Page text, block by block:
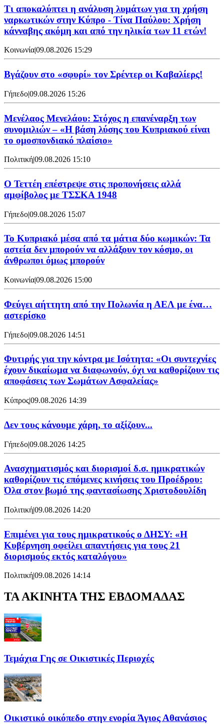
Τι αποκαλύπτει η ανάλυση λυμάτων για τη χρήση
ναρκωτικών στην Κύπρο - Τίνα Παύλου: Χρήση
κάνναβης ακόμη και από την ηλικία των 11 ετών!
Κοινωνία|09.08.2026 15:29
Bγάζουν στο «σφυρί» τον Σρέντερ οι Καβαλίερς!
Γήπεδο|09.08.2026 15:26
Μενέλαος Μενελάου: Στόχος η επανέναρξη των
συνομιλιών – «Η βάση λύσης του Κυπριακού είναι
το ομοσπονδιακό πλαίσιο»
Πολιτική|09.08.2026 15:10
Ο Τεττέη επέστρεψε στις προπονήσεις αλλά
αμφίβολος με ΤΣΣΚΑ 1948
Γήπεδο|09.08.2026 15:07
Το Κυπριακό μέσα από τα μάτια δύο κωμικών: Τα
αστεία δεν μπορούν να αλλάξουν τον κόσμο, οι
άνθρωποι όμως μπορούν
Κοινωνία|09.08.2026 15:00
Φεύγει αήττητη από την Πολωνία η ΑΕΛ με ένα…
αστερίσκο
Γήπεδο|09.08.2026 14:51
Φυτιρής για την κόντρα με Ισότητα: «Οι συντεχνίες
έχουν δικαίωμα να διαφωνούν, όχι να καθορίζουν τις
αποφάσεις των Σωμάτων Ασφαλείας»
Κύπρος|09.08.2026 14:39
Δεν τους κάνουμε χάρη, το αξίζουν...
Γήπεδο|09.08.2026 14:25
Ανασχηματισμός και διορισμοί δ.σ. ημικρατικών
καθορίζουν τις επόμενες κινήσεις του Προέδρου:
Όλα στον βωμό της φαντασίωσης Χριστοδουλίδη
Πολιτική|09.08.2026 14:20
Επιμένει για τους ημικρατικούς ο ΔΗΣΥ: «Η
Κυβέρνηση οφείλει απαντήσεις για τους 21
διορισμούς εκτός καταλόγου»
Πολιτική|09.08.2026 14:14
ΤΑ ΑΚΙΝΗΤΑ ΤΗΣ ΕΒΔΟΜΑΔΑΣ
Τεμάχια Γης σε Οικιστικές Περιοχές
Οικιστικό οικόπεδο στην ενορία Άγιος Αθανάσιος